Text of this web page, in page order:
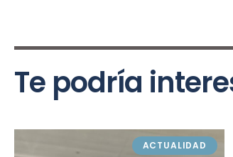
Te podría
ACTUALIDAD